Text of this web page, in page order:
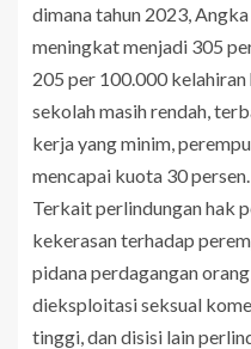
dimana tahun 2023,
meningkat menjadi 305
205 per 100.000
sekolah masih rendah,
kerja yang minim,
mencapai kuota 30 persen.
Terkait perlindungan hak
kekerasan terhadap
pidana perdagangan
dieksploitasi seksual
tinggi, dan disisi lain